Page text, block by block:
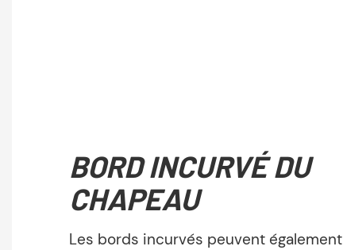
BORD INCURVÉ DU
CHAPEAU
Les bords incurvés peuvent également